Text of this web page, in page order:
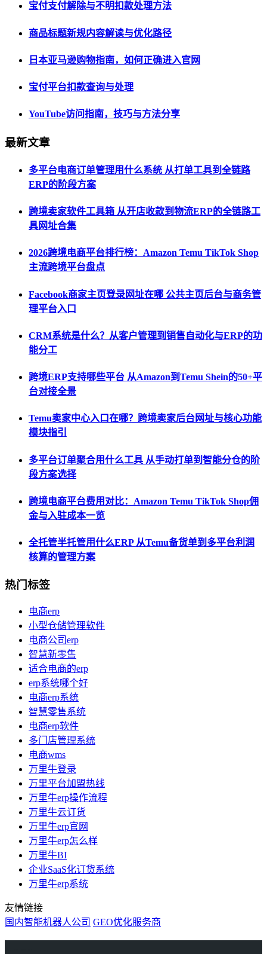
宝付支付解除与不明扣款处理方法
商品标题新规内容解读与优化路径
日本亚马逊购物指南，如何正确进入官网
宝付平台扣款查询与处理
YouTube访问指南，技巧与方法分享
最新文章
多平台电商订单管理用什么系统 从打单工具到全链路
ERP的阶段方案
跨境卖家软件工具箱 从开店收款到物流ERP的全链路工
具网址合集
2026跨境电商平台排行榜：Amazon Temu TikTok Shop
主流跨境平台盘点
Facebook商家主页登录网址在哪 公共主页后台与商务管
理平台入口
CRM系统是什么？从客户管理到销售自动化与ERP的功
能分工
跨境ERP支持哪些平台 从Amazon到Temu Shein的50+平
台对接全景
Temu卖家中心入口在哪？跨境卖家后台网址与核心功能
模块指引
多平台订单聚合用什么工具 从手动打单到智能分仓的阶
段方案选择
跨境电商平台费用对比：Amazon Temu TikTok Shop佣
金与入驻成本一览
全托管半托管用什么ERP 从Temu备货单到多平台利润
核算的管理方案
热门标签
电商erp
小型仓储管理软件
电商公司erp
智慧新零售
适合电商的erp
erp系统哪个好
电商erp系统
智慧零售系统
电商erp软件
多门店管理系统
电商wms
万里牛登录
万里平台加盟热线
万里牛erp操作流程
万里牛云订货
万里牛erp官网
万里牛erp怎么样
万里牛BI
企业SaaS化订货系统
万里牛erp系统
友情链接
国内智能机器人公司 GEO优化服务商